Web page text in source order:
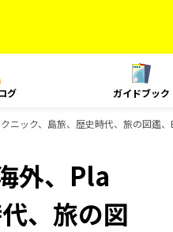
グ ガイドブック
ック、島旅、歴史時代、旅の図鑑
外、Pla
、旅の図